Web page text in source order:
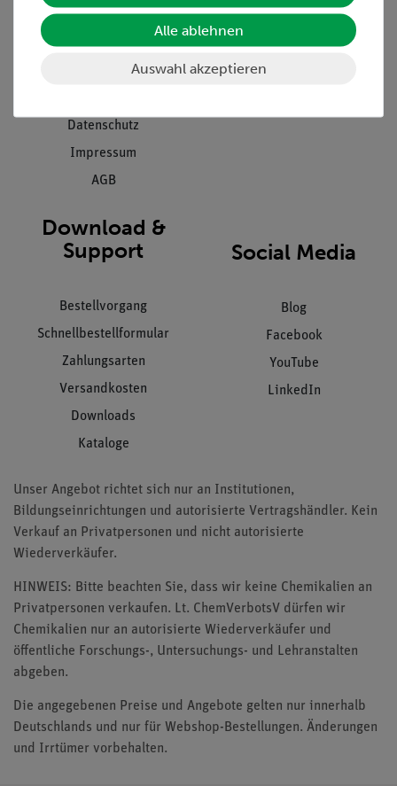
Presse
Stellenangebote
Datenschutz
Impressum
AGB
Inventarisierungs- &
Inbetriebnahme & Schulungen
Download &
Support
Bestellvorgang
Schnellbestellformular
Zahlungsarten
Versandkosten
Downloads
Kataloge
Social Media
Blog
Facebook
YouTube
LinkedIn
Unser Angebot richtet sich nur an Institutionen,
Bildungseinrichtungen und autorisierte Vertragshändler. Kein
Verkauf an Privatpersonen und nicht autorisierte
Wiederverkäufer.
HINWEIS: Bitte beachten Sie, dass wir keine Chemikalien an
Privatpersonen verkaufen. Lt. ChemVerbotsV dürfen wir
Chemikalien nur an autorisierte Wiederverkäufer und
öffentliche Forschungs-, Untersuchungs- und Lehranstalten
abgeben.
Die angegebenen Preise und Angebote gelten nur innerhalb
Deutschlands und nur für Webshop-Bestellungen. Änderungen
und Irrtümer vorbehalten.
Alle ablehnen
Auswahl akzeptieren